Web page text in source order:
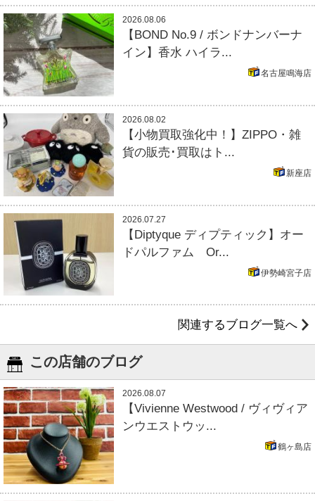
2026.08.06
【BOND No.9 / ボンドナンバーナ
イン】香水 ハイラ...
名古屋鳴海店
2026.08.02
【小物買取強化中！】ZIPPO・雑
貨の販売･買取はト...
新座店
2026.07.27
【Diptyque ディプティック】オー
ドパルファム Or...
伊勢崎宮子店
関連するブログ一覧へ
この店舗のブログ
2026.08.07
【Vivienne Westwood / ヴィヴィア
ンウエストウッ...
鶴ヶ島店